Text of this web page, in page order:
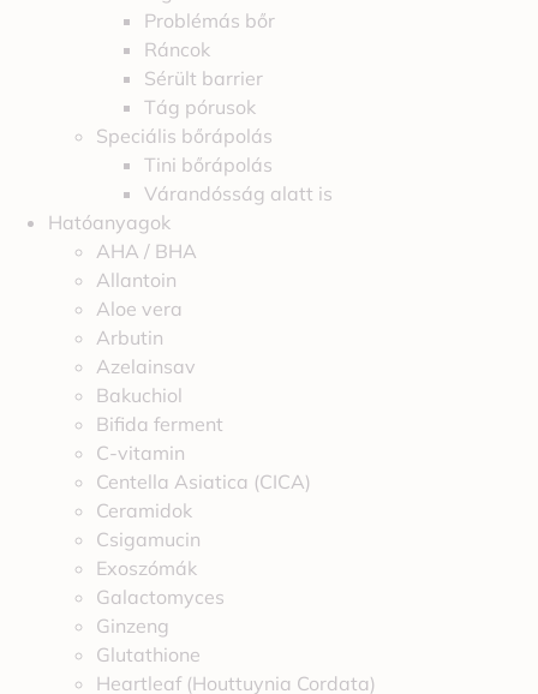
Problémás bőr
Ráncok
Sérült barrier
Tág pórusok
Speciális bőrápolás
Tini bőrápolás
Várandósság alatt is
Hatóanyagok
AHA / BHA
Allantoin
Aloe vera
Arbutin
Azelainsav
Bakuchiol
Bifida ferment
C-vitamin
Centella Asiatica (CICA)
Ceramidok
Csigamucin
Exoszómák
Galactomyces
Ginzeng
Glutathione
Heartleaf (Houttuynia Cordata)